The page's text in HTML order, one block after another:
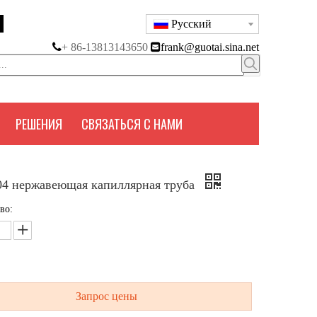
Pусский
+ 86-13813143650 frank@guotai.sina.net
РЕШЕНИЯ СВЯЗАТЬСЯ С НАМИ
нержавеющая капиллярная труба
Запрос цены